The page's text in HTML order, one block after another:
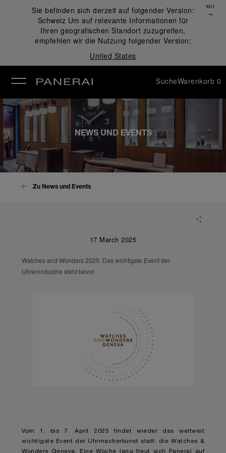
Sie befinden sich derzeit auf folgender Version:
Schweiz Um auf relevante Informationen für
Ihren geografischen Standort zuzugreifen,
empfehlen wir die Nutzung folgender Version:
United States
Schließen
✕
SucheWarenkorb 0
NEWS UND EVENTS
Zu News und Events
17 March 2025
Watches and Wonders 2025: Das wichtigste Event der
Uhrenindustrie steht bevor
Vom 1. bis 7. April 2025 findet wieder das weltweit
wichtigste Event der Uhrmacherkunst statt: die Watches &
Wonders Geneva. Eine Woche lang freut sich Panerai auf